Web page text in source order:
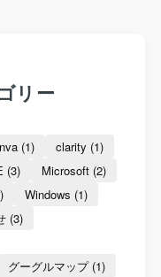
リー
(1) clarity (1)
(3) Microsoft(2)
Windows (1)
(3)
グーグルマップ(1)